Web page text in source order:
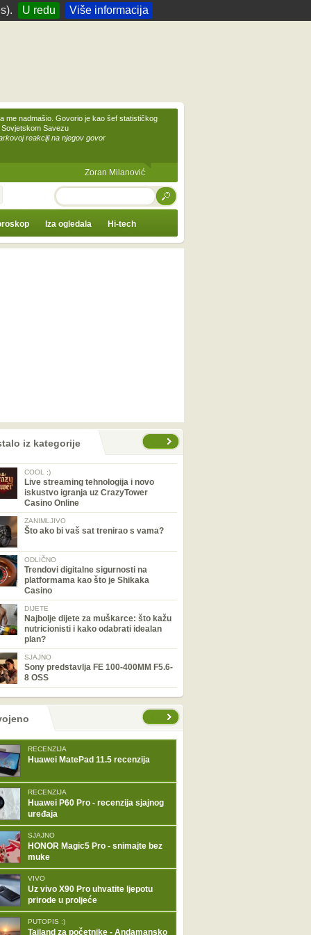
U redu Više informacija
me nadmašio. Govorio je kao šef statističkog
Savezu
reakciji na njegov govor
Zoran Milanović
TRAŽI
Iza ogledala Hi-tech
iz kategorije
COOL ;)
Live streaming tehnologija i novo
iskustvo igranja uz CrazyTower
Casino Online
ZANIMLJIVO
Što ako bi vaš sat trenirao s vama?
ODLIČNO
Trendovi digitalne sigurnosti na
platformama kao što je Shikaka
Casino
DIJETE
Najbolje dijete za muškarce: što kažu
nutricionisti i kako odabrati idealan
plan?
SJAJNO
Sony predstavlja FE 100-400MM F5.6-
8 OSS
RECENZIJA
Huawei MatePad 11.5 recenzija
RECENZIJA
Huawei P60 Pro - recenzija sjajnog
uređaja
SJAJNO
HONOR Magic5 Pro - snimajte bez
muke
VIVO
Uz vivo X90 Pro uhvatite ljepotu
prirode u proljeće
PUTOPIS :)
Tajland za početnike - Andamansko